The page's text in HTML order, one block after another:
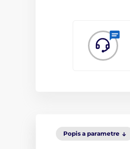
Popis a parametre